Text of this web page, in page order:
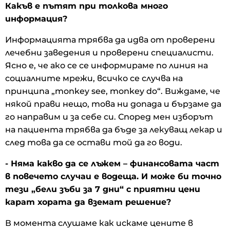
Какъв е пътят при толкова много
информация?
Информацията трябва да идва от проверени
лечебни заведения и проверени специалисти.
Ясно е, че ако се се информираме по линия на
социалните мрежи, всичко се случва на
принципа „monkey see, monkey do“. Виждаме, че
някой прави нещо, това ни допада и бързаме да
го направим и за себе си. Според мен изборът
на пациента трябва да бъде за лекуващ лекар и
след това да се остави той да го води.
- Няма какво да се лъжем – финансовата част
в повечето случаи е водеща. И може би точно
тези „бели зъби за 7 дни“ с приятни цени
карат хората да вземат решение?
В момента слушаме как искаме цените в